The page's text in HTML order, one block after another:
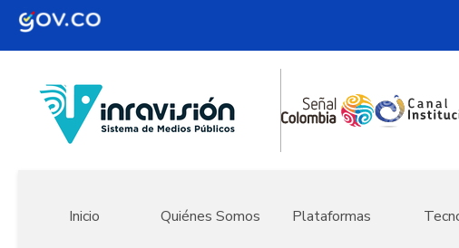
Pasar al contenido principal
Inicio Quiénes Somos Plataformas